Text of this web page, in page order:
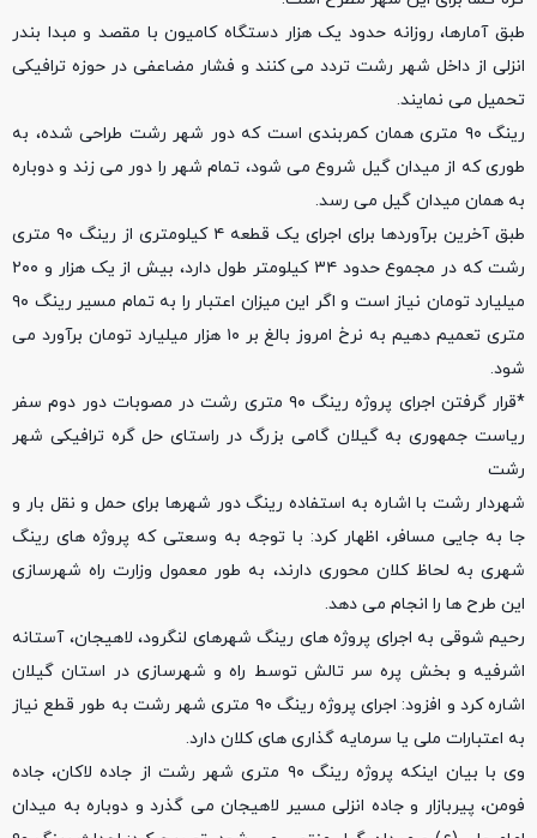
طبق آمارها، روزانه حدود یک هزار دستگاه کامیون با مقصد و مبدا بندر
انزلی از داخل شهر رشت تردد می کنند و فشار مضاعفی در حوزه ترافیکی
تحمیل می نمایند.
رینگ ۹۰ متری همان کمربندی است که دور شهر رشت طراحی شده، به
طوری که از میدان گیل شروع می شود، تمام شهر را دور می زند و دوباره
به همان میدان گیل می رسد.
طبق آخرین برآوردها برای اجرای یک قطعه ۴ کیلومتری از رینگ ۹۰ متری
رشت که در مجموع حدود ۳۴ کیلومتر طول دارد، بیش از یک هزار و ۲۰۰
میلیارد تومان نیاز است و اگر این میزان اعتبار را به تمام مسیر رینگ ۹۰
متری تعمیم دهیم به نرخ امروز بالغ بر ۱۰ هزار میلیارد تومان برآورد می
شود.
*قرار گرفتن اجرای پروژه رینگ ۹۰ متری رشت در مصوبات دور دوم سفر
ریاست جمهوری به گیلان گامی بزرگ در راستای حل گره ترافیکی شهر
رشت
شهردار رشت با اشاره به استفاده رینگ دور شهرها برای حمل و نقل بار و
جا به جایی مسافر، اظهار کرد: با توجه به وسعتی که پروژه های رینگ
شهری به لحاظ کلان محوری دارند، به طور معمول وزارت راه شهرسازی
این طرح ها را انجام می دهد.
رحیم شوقی به اجرای پروژه های رینگ شهرهای لنگرود، لاهیجان، آستانه
اشرفیه و بخش پره سر تالش توسط راه و شهرسازی در استان گیلان
اشاره کرد و افزود: اجرای پروژه رینگ ۹۰ متری شهر رشت به طور قطع نیاز
به اعتبارات ملی یا سرمایه گذاری های کلان دارد.
وی با بیان اینکه پروژه رینگ ۹۰ متری شهر رشت از جاده لاکان، جاده
فومن، پیربازار و جاده انزلی مسیر لاهیجان می گذرد و دوباره به میدان